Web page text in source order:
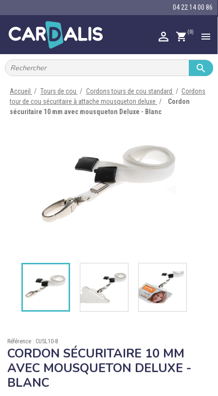
04 22 14 00 86
 shopping_cart (0) 
IMPRIMANTES À BADGES 
CARTE ET BADGE
Contact

Accueil Tours de cou Cordons tours de cou standard
Cordons
tour de cou sécuritaire à attache mousqueton deluxe
Cordon
sécuritaire 10 mm avec mousqueton Deluxe - Blanc
Référence : CUSL10-8
CORDON SÉCURITAIRE 10 MM
AVEC MOUSQUETON DELUXE -
BLANC